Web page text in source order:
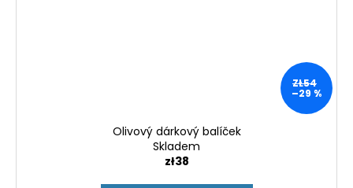
ZŁ54
–29 %
Olivový dárkový balíček
Skladem
zł38